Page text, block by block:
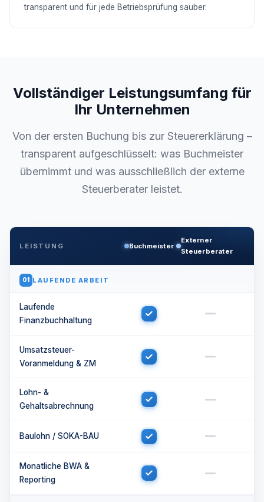
transparent und für jede Betriebsprüfung sauber.
Vollständiger Leistungsumfang für
Ihr Unternehmen
Von der ersten Buchung bis zur Steuererklärung –
transparent aufgeschlüsselt: was Buchmeister
übernimmt und was ausschließlich der externe
Steuerberater leistet.
LEISTUNG Buchmeister
Externer
Steuerberater
01 LAUFENDE ARBEIT
Laufende
Finanzbuchhaltung
Umsatzsteuer-
Voranmeldung & ZM
Lohn- &
Gehaltsabrechnung
Baulohn / SOKA-BAU
Monatliche BWA &
Reporting